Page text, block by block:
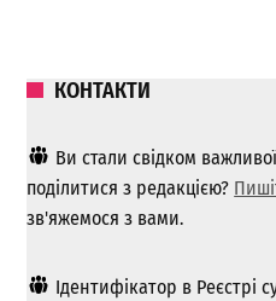
КОНТАКТИ
Ви стали свідком
поділитися з редакцією?
зв'яжемося з вами.
Ідентифікатор в Реєстрі